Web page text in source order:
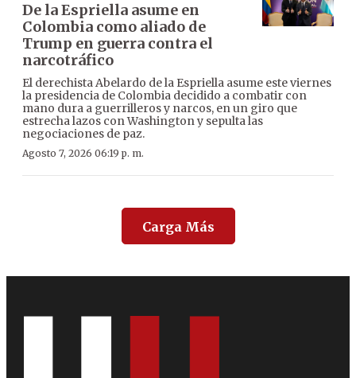
De la Espriella asume en
Colombia como aliado de
Trump en guerra contra el
narcotráfico
El derechista Abelardo de la Espriella asume este viernes
la presidencia de Colombia decidido a combatir con
mano dura a guerrilleros y narcos, en un giro que
estrecha lazos con Washington y sepulta las
negociaciones de paz.
Agosto 7, 2026 06:19 p. m.
Carga Más